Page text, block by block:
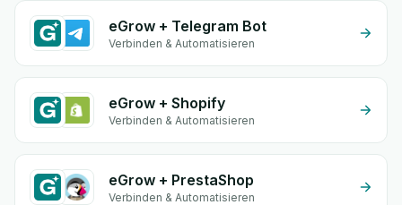
eGrow + Telegram Bot
Verbinden & Automatisieren
eGrow + Shopify
Verbinden & Automatisieren
eGrow + PrestaShop
Verbinden & Automatisieren